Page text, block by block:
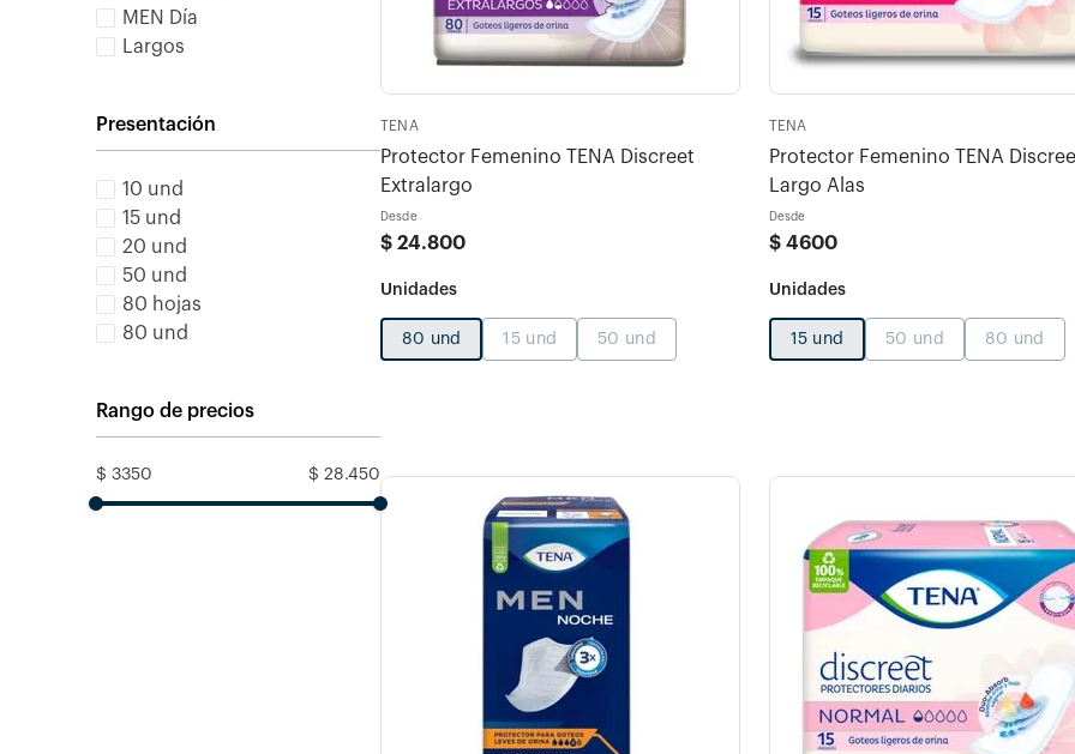
MEN Día
Largos
Presentación
10 und
15 und
20 und
50 und
80 hojas
80 und
Rango de precios
$ 3350 $ 28.450
TENA
Protector Femenino TENA Discreet
Extralargo
Desde
$ 24.800
80 und 15 und 50 und
TENA
Protector Femenino TENA
Largo Alas
Desde
$ 4600
15 und 50 und 80 und